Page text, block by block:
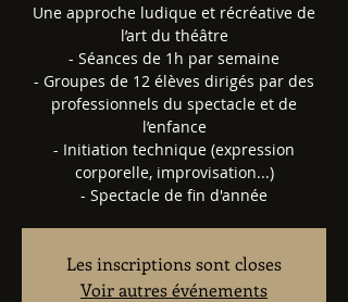
Une approche ludique et récréative de
l’art du théâtre
​- Séances de 1h par semaine
- Groupes de 12 élèves dirigés par des
professionnels du spectacle et de
l’enfance
- Initiation technique (expression
corporelle, improvisation...)
- Spectacle de fin d'année
Les inscriptions sont closes
Voir autres événements